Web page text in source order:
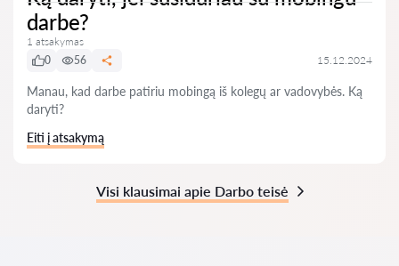
darbe?
1 atsakymas
0
56 15.12.2024
Manau, kad darbe patiriu mobingą iš kolegų ar vadovybės. Ką
daryti?
Eiti į atsakymą
Visi klausimai apie Darbo teisė